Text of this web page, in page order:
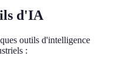
d'IA
outils d'intelligence
: